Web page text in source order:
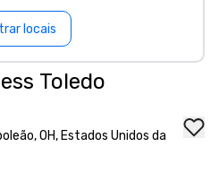
locais
Toledo
OH, Estados Unidos da